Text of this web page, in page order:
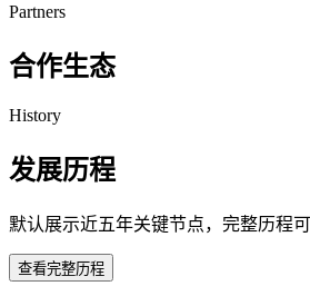
Partners
合作生态
History
发展历程
默认展示近五年关键节点，完整历程可
查看完整历程